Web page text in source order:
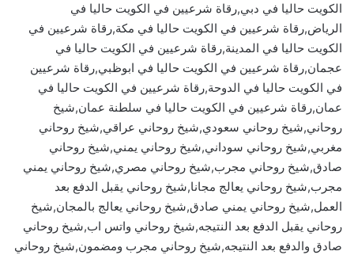
الكويت حاليا في دبي,رقاة شرعيين في الكويت حاليا في
الرياض,رقاة شرعيين في الكويت حاليا في مكة,رقاة شرعيين في
الكويت حاليا في المدينة,رقاة شرعيين في الكويت حاليا في
عجمان,رقاة شرعيين في الكويت حاليا في ابوظبي,رقاة شرعيين
في الكويت حاليا في الدوحة,رقاة شرعيين في الكويت حاليا في
عمان,رقاة شرعيين في الكويت حاليا في سلطنة عمان,شيخ
روحاني,شيخ روحاني سعودي,شيخ روحاني عراقي,شيخ روحاني
مغربي,شيخ روحاني سوداني,شيخ روحاني يمني,شيخ روحاني
صادق,شيخ روحاني مجرب,شيخ روحاني مصري,شيخ روحاني يمني
مجرب,شيخ روحاني يعالج مجانا,شيخ روحاني يقبل الدفع بعد
العمل,شيخ روحاني يمني صادق,شيخ روحاني يعالج بالمجان,شيخ
روحاني يقبل الدفع بعد النتيجه,شيخ روحاني واتس اب,شيخ روحاني
صادق والدفع بعد النتيجه,شيخ روحاني مجرب ومضمون,شيخ روحاني